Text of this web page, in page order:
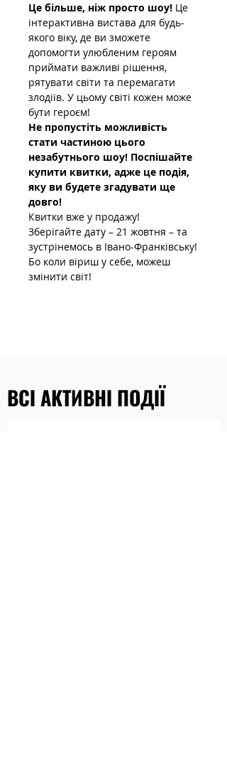
Це більше, ніж просто шоу! Це
інтерактивна вистава для будь-
якого віку, де ви зможете
допомогти улюбленим героям
приймати важливі рішення,
рятувати світи та перемагати
злодіїв. У цьому світі кожен може
бути героєм!
Не пропустіть можливість
стати частиною цього
незабутнього шоу! Поспішайте
купити квитки, адже це подія,
яку ви будете згадувати ще
довго!
Квитки вже у продажу!
Зберігайте дату – 21 жовтня – та
зустрінемось в Івано-Франківську!
Бо коли віриш у себе, можеш
змінити світ!
ВСІ АКТИВНІ ПОДІЇ